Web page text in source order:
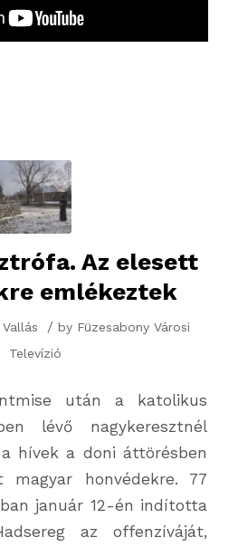
Az elesett
emlékeztek
Vallás / by Füzesabony Városi
Televízió
után a katolikus
lévő nagykeresztnél
hívek a doni áttörésben
honvédekre. 77
január 12-én indította
az offenzíváját,